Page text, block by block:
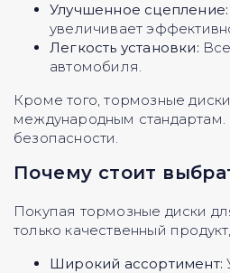
Улучшенное сцепление:
увеличивает
Легкость установки:
автомобиля.
Кроме того, тормозные
международным стандартам.
безопасности.
Почему стоит
Покупая тормозные диски
только качественный
Широкий ассортимент: